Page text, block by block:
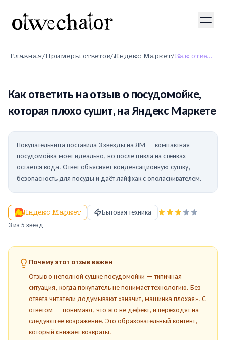
Главная/Примеры ответов/Яндекс Маркет/ Как ответить на отзыв о посудомойке, которая плохо сушит, на Яндекс Маркете
Как ответить на отзыв о посудомойке,
которая плохо сушит, на Яндекс Маркете
Покупательница поставила 3 звезды на ЯМ — компактная
посудомойка моет идеально, но после цикла на стенках
остаётся вода. Ответ объясняет конденсационную сушку,
безопасность для посуды и даёт лайфхак с ополаскивателем.
Яндекс Маркет
Бытовая техника
3из 5 звёзд
Почему этот отзыв важен
Отзыв о неполной сушке посудомойки — типичная
ситуация, когда покупатель не понимает технологию. Без
ответа читатели додумывают «значит, машинка плохая». С
ответом — понимают, что это не дефект, и переходят на
следующее возражение. Это образовательный контент,
который снижает возвраты.